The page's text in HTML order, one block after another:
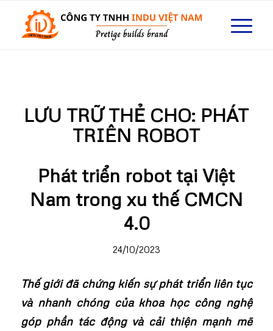
LƯU TRỮ THẺ CHO: PHÁT
TRIÊN ROBOT
Phát triển robot tại Việt
Nam trong xu thế CMCN
4.0
24/10/2023
Thế giới đã chứng kiến sự phát triển liên tục
và nhanh chóng của khoa học công nghệ
góp phần tác động và cải thiện mạnh mẽ